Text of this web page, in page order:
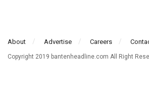
About Advertise Careers
Copyright 2019 bantenheadline.com All Right